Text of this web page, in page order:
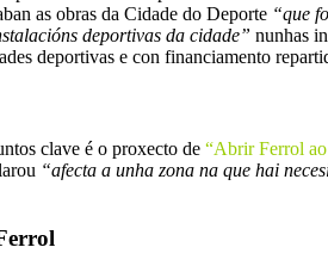
as obras da Cidade do Deporte “que
deportivas da cidade” nunhas
deportivas e con financiamento
clave é o proxecto de “Abrir Ferrol
“afecta a unha zona na que hai